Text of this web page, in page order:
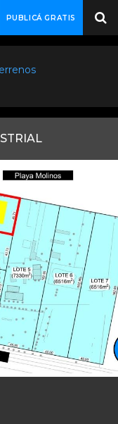
PUBLICÁ GRATIS